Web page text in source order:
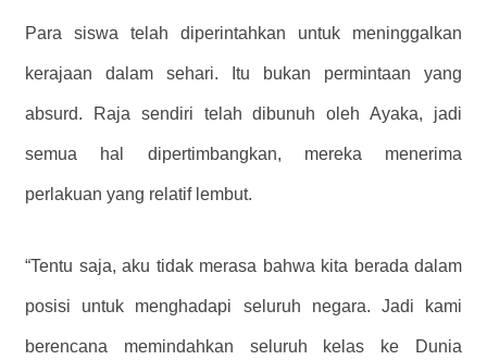
Para siswa telah diperintahkan untuk meninggalkan
kerajaan dalam sehari. Itu bukan permintaan yang
absurd. Raja sendiri telah dibunuh oleh Ayaka, jadi
semua hal dipertimbangkan, mereka menerima
perlakuan yang relatif lembut.
“Tentu saja, aku tidak merasa bahwa kita berada dalam
posisi untuk menghadapi seluruh negara. Jadi kami
berencana memindahkan seluruh kelas ke Dunia